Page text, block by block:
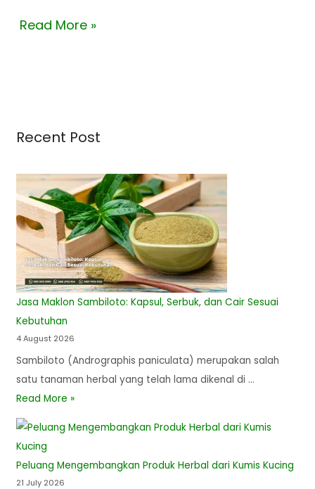
Read More »
Recent Post
Jasa Maklon Sambiloto: Kapsul, Serbuk, dan Cair Sesuai
Kebutuhan
4 August 2026
Sambiloto (Andrographis paniculata) merupakan salah
satu tanaman herbal yang telah lama dikenal di …
Read More »
Peluang Mengembangkan Produk Herbal dari Kumis Kucing
21 July 2026